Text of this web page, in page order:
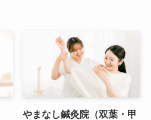
やまなし鍼灸院（双葉・甲